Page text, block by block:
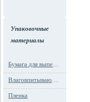
Упаковочные
материалы
Бумага для выпечки
Влаговпитывающие вкладыши
Пленка